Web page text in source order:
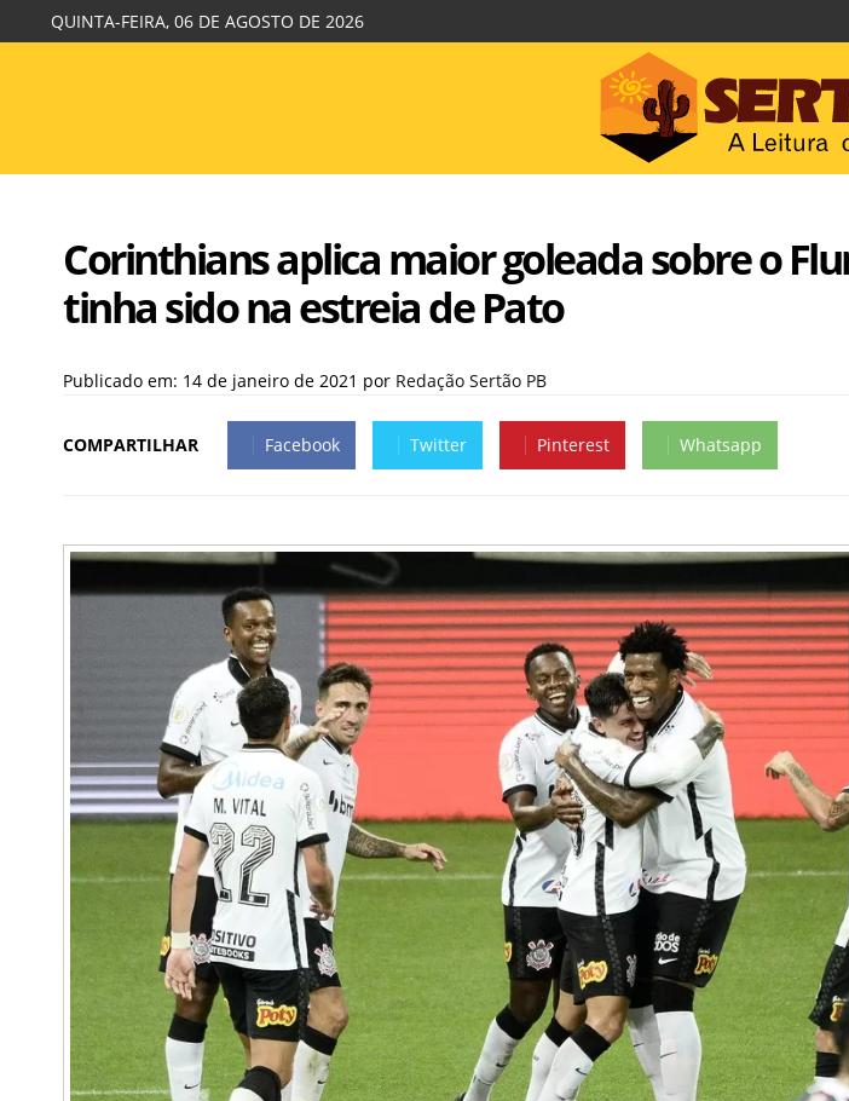
QUINTA-FEIRA, 06 DE AGOSTO DE 2026
Corinthians aplica maior goleada sobre o
tinha sido na estreia de Pato
Publicado em: 14 de janeiro de 2021 por Redação Sertão PB
COMPARTILHAR Facebook Twitter Pinterest Whatsapp